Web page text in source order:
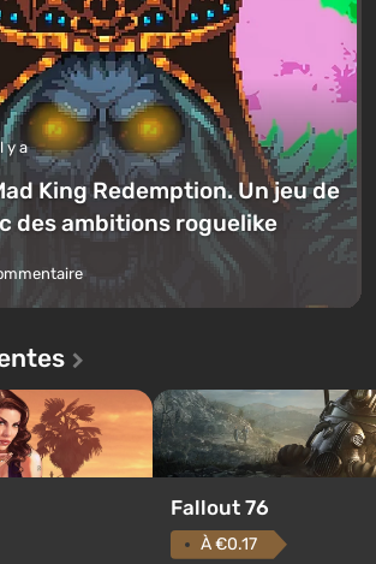
y a
King Redemption. Un jeu de
des ambitions roguelike
Fallout 76
À €0.17